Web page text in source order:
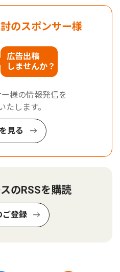
のスポンサー様
広告出稿
しませんか？
様の情報発信を
たします。
見る
のRSSを購読
ご登録